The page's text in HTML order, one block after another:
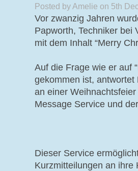
Posted by Amelie on 5th
Vor zwanzig Jahren
Papworth, Techniker bei
mit dem Inhalt “Merry
Auf die Frage wie er auf
gekommen ist, antwortet
an einer
Message Service und
Dieser Service
Kurzmitteilungen an ihre